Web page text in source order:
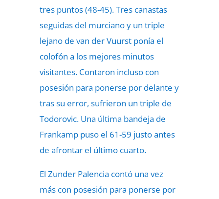
tres puntos (48-45). Tres canastas
seguidas del murciano y un triple
lejano de van der Vuurst ponía el
colofón a los mejores minutos
visitantes. Contaron incluso con
posesión para ponerse por delante y
tras su error, sufrieron un triple de
Todorovic. Una última bandeja de
Frankamp puso el 61-59 justo antes
de afrontar el último cuarto.
El Zunder Palencia contó una vez
más con posesión para ponerse por